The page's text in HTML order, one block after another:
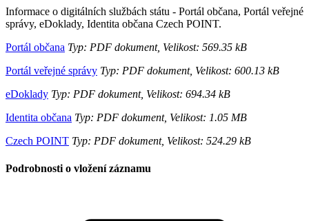
Informace o digitálních službách státu - Portál občana, Portál veřejné
správy, eDoklady, Identita občana Czech POINT.
Portál občana Typ: PDF dokument, Velikost: 569.35 kB
Portál veřejné správy Typ: PDF dokument, Velikost: 600.13 kB
eDoklady Typ: PDF dokument, Velikost: 694.34 kB
Identita občana Typ: PDF dokument, Velikost: 1.05 MB
Czech POINT Typ: PDF dokument, Velikost: 524.29 kB
Podrobnosti o vložení záznamu